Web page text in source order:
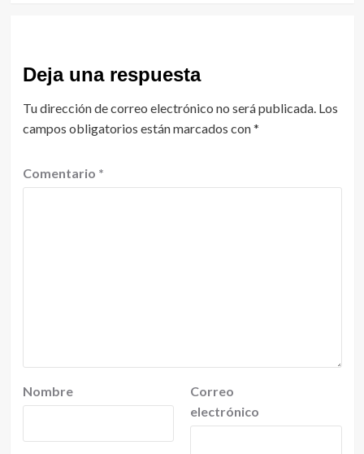
Deja una respuesta
Tu dirección de correo electrónico no será publicada. Los
campos obligatorios están marcados con*
Comentario *
Nombre
Correo
electrónico